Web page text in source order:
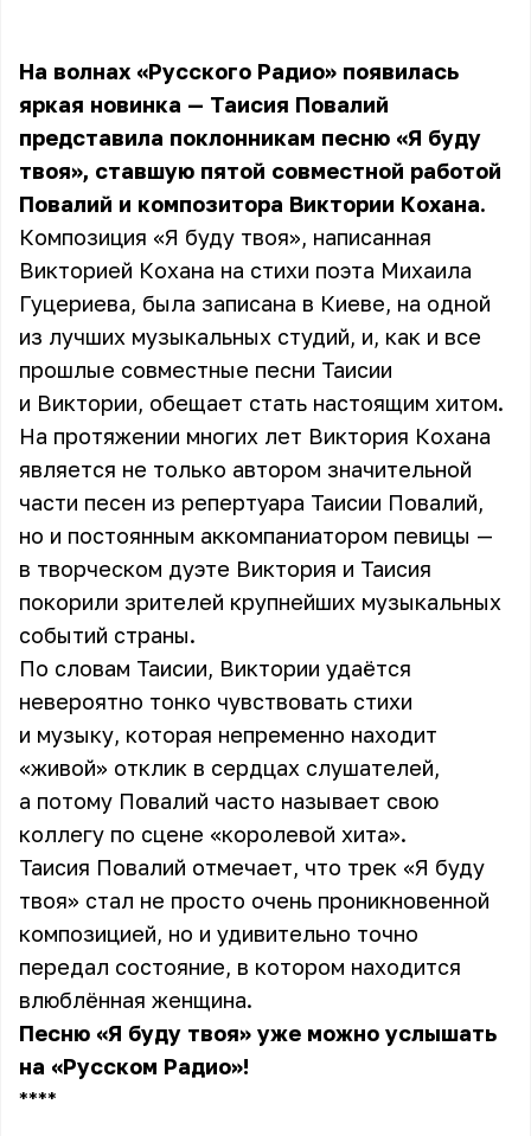
На волнах «Русского Радио» появилась
яркая новинка — Таисия Повалий
представила поклонникам песню «Я буду
твоя», ставшую пятой совместной работой
Повалий и композитора Виктории Кохана.
Композиция «Я буду твоя», написанная
Викторией Кохана на стихи поэта Михаила
Гуцериева, была записана в Киеве, на одной
из лучших музыкальных студий, и, как и все
прошлые совместные песни Таисии
и Виктории, обещает стать настоящим хитом.
На протяжении многих лет Виктория Кохана
является не только автором значительной
части песен из репертуара Таисии Повалий,
но и постоянным аккомпаниатором певицы —
в творческом дуэте Виктория и Таисия
покорили зрителей крупнейших музыкальных
событий страны.
По словам Таисии, Виктории удаётся
невероятно тонко чувствовать стихи
и музыку, которая непременно находит
«живой» отклик в сердцах слушателей,
а потому Повалий часто называет свою
коллегу по сцене «королевой хита».
Таисия Повалий отмечает, что трек «Я буду
твоя» стал не просто очень проникновенной
композицией, но и удивительно точно
передал состояние, в котором находится
влюблённая женщина.
Песню «Я буду твоя» уже можно услышать
на «Русском Радио»!
** **